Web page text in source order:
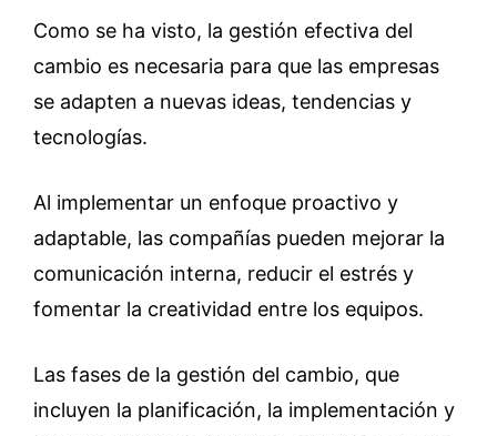
Como se ha visto, la gestión efectiva del
cambio es necesaria para que las empresas
se adapten a nuevas ideas, tendencias y
tecnologías.
Al implementar un enfoque proactivo y
adaptable, las compañías pueden mejorar la
comunicación interna, reducir el estrés y
fomentar la creatividad entre los equipos.
Las fases de la gestión del cambio, que
incluyen la planificación, la implementación y